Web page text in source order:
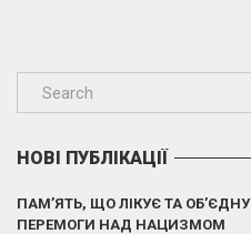
НОВІ ПУБЛІКАЦІЇ
ПАМ’ЯТЬ, ЩО ЛІКУЄ ТА
ПЕРЕМОГИ НАД НАЦИЗМОМ